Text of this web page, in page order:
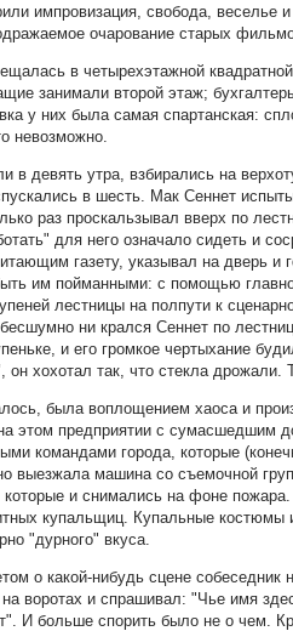
импровизация, свобода, веселье
очарование старых
в четырехэтажной
занимали второй этаж;
у них была самая спартанская:
невозможно.
в девять утра, взбирались на
в шесть. Мак Сеннет
раз проскальзывал вверх по
для него означало сидеть и
газету, указывал на дверь и
им пойманными: с помощью
лестницы на полпути к
ни крался Сеннет по
и его громкое чертыхание
хохотал так, что стекла дрожали.
была воплощением хаоса и
этом предприятии с сумасшедшим
командами города, которые
выезжала машина со съемочной
и снимались на фоне пожара.
купальщиц. Купальные костюмы
"дурного" вкуса.
о какой-нибудь сцене собеседник
воротах и спрашивал: "Чье имя
И больше спорить было не о чем.